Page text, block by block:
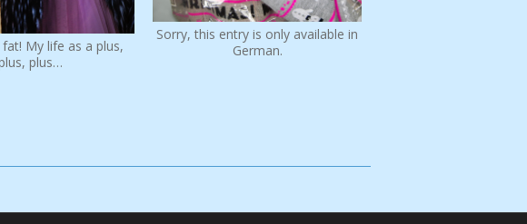
My life as a plus,
plus…
Sorry, this entry is only available in
German.